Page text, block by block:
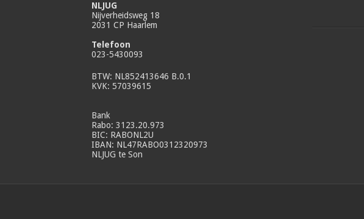
NLJUG
Nijverheidsweg 18
2031 CP Haarlem
Telefoon
023-5430093
BTW: NL852413646 B.0.1
KVK: 57039615
Bank
Rabo: 3123.20.973
BIC: RABONL2U
IBAN: NL47RABO0312320973
NLJUG te Son